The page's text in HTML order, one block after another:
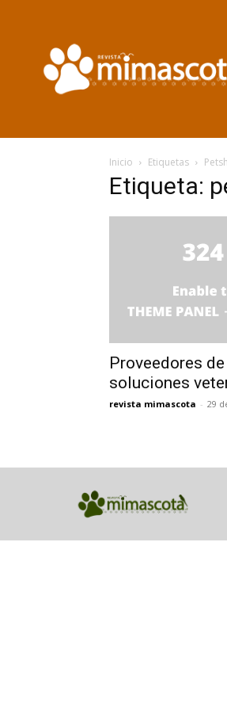
Inicio Etiquetas
Etiqueta:
Proveedores
soluciones
revista mimascota - 29